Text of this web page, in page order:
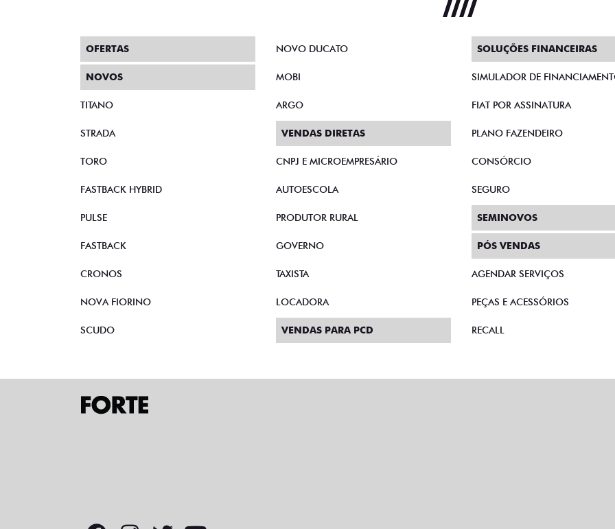
OFERTAS
NOVOS
TITANO
STRADA
TORO
FASTBACK HYBRID
PULSE
FASTBACK
CRONOS
NOVA FIORINO
SCUDO
NOVO DUCATO
MOBI
ARGO
VENDAS DIRETAS
CNPJ E MICROEMPRESÁRIO
AUTOESCOLA
PRODUTOR RURAL
GOVERNO
TAXISTA
LOCADORA
VENDAS PARA PCD
SOLUÇÕES FINANCEIRAS
SIMULADOR DE
FIAT POR ASSINATURA
PLANO FAZENDEIRO
CONSÓRCIO
SEGURO
SEMINOVOS
PÓS VENDAS
AGENDAR SERVIÇOS
PEÇAS E ACESSÓRIOS
RECALL